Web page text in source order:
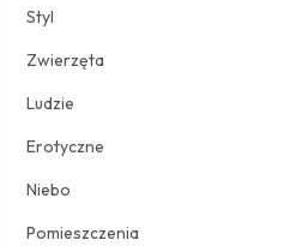
Styl
Zwierzęta
Ludzie
Erotyczne
Niebo
Pomieszczenia